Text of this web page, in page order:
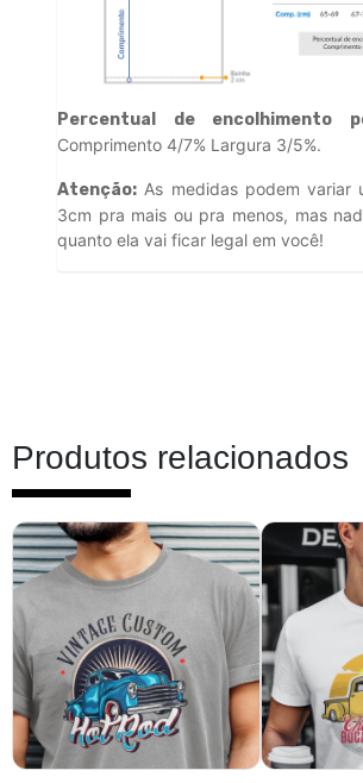
Percentual de encolhimento
Comprimento 4/7% Largura 3/5%.
Atenção: As medidas podem variar
3cm pra mais ou pra menos, mas
quanto ela vai ficar legal em você!
Produtos relacionados